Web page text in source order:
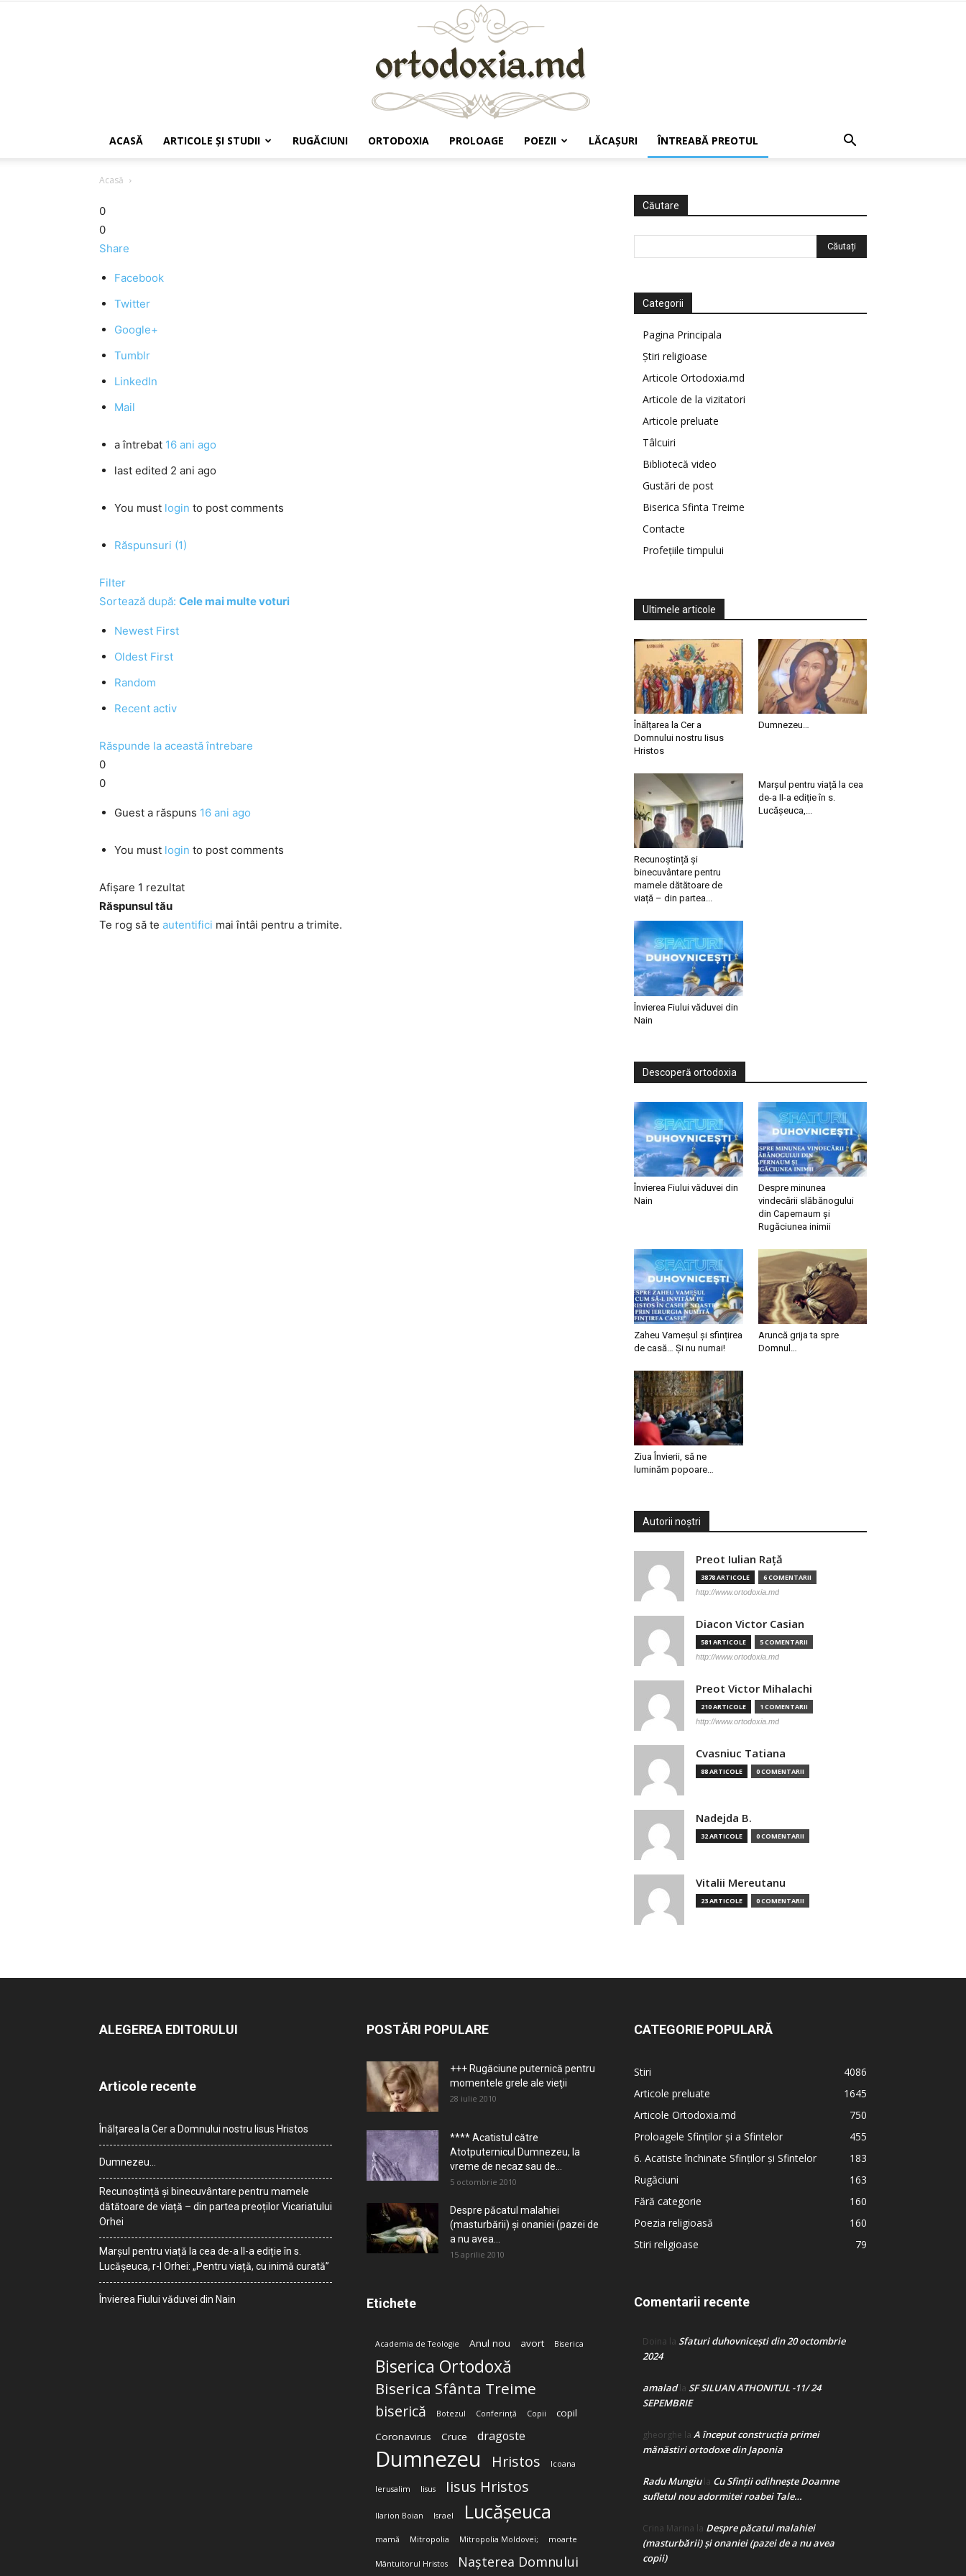
ACASĂ ARTICOLE ŞI STUDII RUGĂCIUNI ORTODOXIA PROLOAGE POEZII LĂCAŞURI ÎNTREABĂ PREOTUL
Acasă
0
0
Share
Facebook
Twitter
Google+
Tumblr
LinkedIn
Mail
a întrebat 16 ani ago
last edited 2 ani ago
You must login to post comments
Răspunsuri (1)
Filter
Sortează după: Cele mai multe voturi
Newest First
Oldest First
Random
Recent activ
Răspunde la această întrebare
0
0
Guest a răspuns 16 ani ago
You must login to post comments
Afișare 1 rezultat
Răspunsul tău
Te rog să te autentifici mai întâi pentru a trimite.
Căutare
Categorii
Pagina Principala
Știri religioase
Articole Ortodoxia.md
Articole de la vizitatori
Articole preluate
Tâlcuiri
Bibliotecă video
Gustări de post
Biserica Sfinta Treime
Contacte
Profețiile timpului
Ultimele articole
Înălțarea la Cer a
Domnului nostru Iisus
Hristos
Dumnezeu…
Recunoștință și
binecuvântare pentru
mamele dătătoare de
viață – din partea...
Marșul pentru viață la cea
de-a II-a ediție în s.
Lucășeuca,...
Învierea Fiului văduvei din
Nain
Descoperă ortodoxia
Învierea Fiului văduvei din
Nain
Despre minunea
vindecării slăbănogului
din Capernaum și
Rugăciunea inimii
Zaheu Vameșul și sfințirea
de casă… Și nu numai!
Aruncă grija ta spre
Domnul…
Ziua Învierii, să ne
luminăm popoare…
Autorii noștri
Preot Iulian Raţă
3878 ARTICOLE 6 COMENTARII
http://www.ortodoxia.md
Diacon Victor Casian
581 ARTICOLE 5 COMENTARII
http://www.ortodoxia.md
Preot Victor Mihalachi
210 ARTICOLE 1 COMENTARII
http://www.ortodoxia.md
Cvasniuc Tatiana
88 ARTICOLE 0 COMENTARII
Nadejda B.
32 ARTICOLE 0 COMENTARII
Vitalii Mereutanu
23 ARTICOLE 0 COMENTARII
ALEGEREA EDITORULUI
Articole recente
Înălțarea la Cer a Domnului nostru Iisus Hristos
Dumnezeu…
Recunoștință și binecuvântare pentru mamele
dătătoare de viață – din partea preoților Vicariatului
Orhei
Marșul pentru viață la cea de-a II-a ediție în s.
Lucășeuca, r-l Orhei: „Pentru viață, cu inimă curată”
Învierea Fiului văduvei din Nain
POSTĂRI POPULARE
+++ Rugăciune puternică pentru
momentele grele ale vieţii
28 iulie 2010
**** Acatistul către
Atotputernicul Dumnezeu, la
vreme de necaz sau de...
5 octombrie 2010
Despre păcatul malahiei
(masturbării) şi onaniei (pazei de
a nu avea...
15 aprilie 2010
Etichete
Academia de Teologie Anul nou avort Biserica
Biserica Ortodoxă
Biserica Sfânta Treime
biserică Botezul Conferință Copii
copil
Coronavirus
Cruce dragoste
Dumnezeu Hristos Icoana
Ierusalim Iisus Iisus Hristos
Ilarion Boian Israel Lucășeuca
mamă Mitropolia Mitropolia Moldovei; moarte
Mântuitorul Hristos Nașterea Domnului
CATEGORIE POPULARĂ
Stiri
4086
Articole preluate
1645
Articole Ortodoxia.md
750
Proloagele Sfinților și a Sfintelor
455
6. Acatiste închinate Sfinților și Sfintelor
183
Rugăciuni
163
Fără categorie
160
Poezia religioasă
160
Stiri religioase
79
Comentarii recente
Doina la Sfaturi duhovnicești din 20 octombrie
2024
amaladla SF SILUAN ATHONITUL -11/ 24
SEPEMBRIE
gheorghe la A început construcţia primei
mănăstiri ortodoxe din Japonia
Radu Mungiula Cu Sfinții odihnește Doamne
sufletul nou adormitei roabei Tale…
Crina Marina la Despre păcatul malahiei
(masturbării) şi onaniei (pazei de a nu avea
copii)